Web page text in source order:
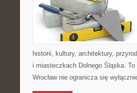
historii, kultury, architektury,
i miasteczkach Dolnego Śląska.
Wrocław nie ogranicza się